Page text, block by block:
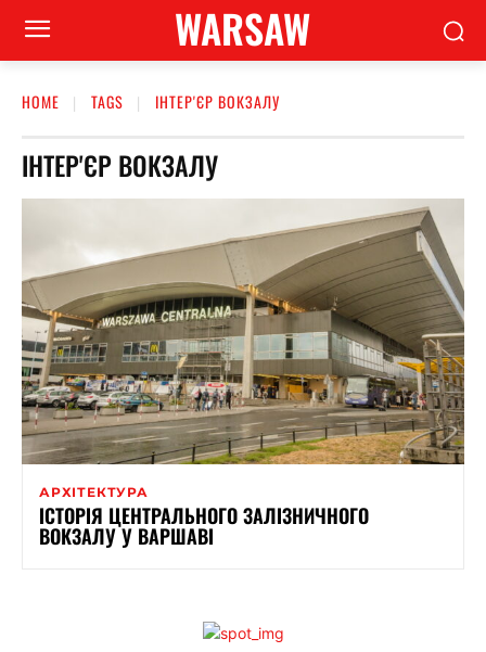
WARSAW
HOME TAGS ІНТЕР'ЄР ВОКЗАЛУ
ІНТЕР'ЄР ВОКЗАЛУ
АРХІТЕКТУРА
ІСТОРІЯ ЦЕНТРАЛЬНОГО ЗАЛІЗНИЧНОГО
ВОКЗАЛУ У ВАРШАВІ